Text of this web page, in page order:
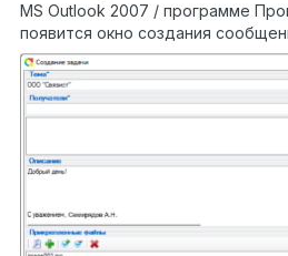
MS Outlook 2007 / программе
появится окно создания